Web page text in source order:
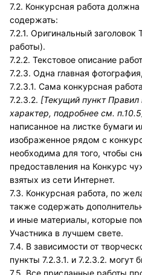
7.2. Конкурсная работа
содержать:
7.2.1. Оригинальный
работы).
7.2.2. Текстовое описание
7.2.3. Одна главная
7.2.3.1. Сама конкурсная
7.2.3.2. [Текущий пункт
характер, подробнее см.
написанное на листке бумаги
изображенное рядом с
необходима для того, чтобы
предоставления на Конкурс
взятых из сети Интернет.
7.3. Конкурсная работа, по
также содержать
и иные материалы, которые
Участника в лучшем свете.
7.4. В зависимости от
пункты 7.2.3.1. и 7.2.3.2. могут
7.5. Все присланные работы